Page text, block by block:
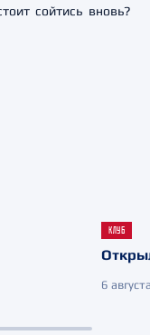
сойтись вновь?
КЛУБ
6